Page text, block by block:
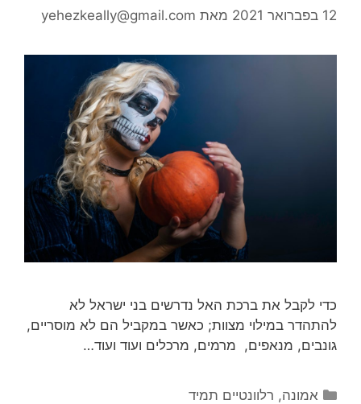
12 בפברואר 2021 מאת yehezkeally@gmail.com
כדי לקבל את ברכת האל נדרשים בני ישראל לא
להתהדר במילוי מצוות; כאשר במקביל הם לא מוסריים,
גונבים, מנאפים, מרמים, מרכלים ועוד ועוד…
קטגוריות
אמונה, רלוונטיים תמיד